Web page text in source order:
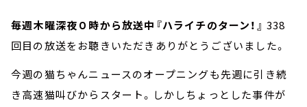
毎週木曜深夜０時から放送中『ハライチのターン！』 338
回目の放送をお聴きいただきありがとうございました。
今週の猫ちゃんニュースのオープニングも先週に引き続
き高速猫叫びからスタート。しかしちょっとした事件が